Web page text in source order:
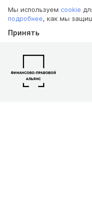
Мы используем cookie
подробнее, как мы
Принять